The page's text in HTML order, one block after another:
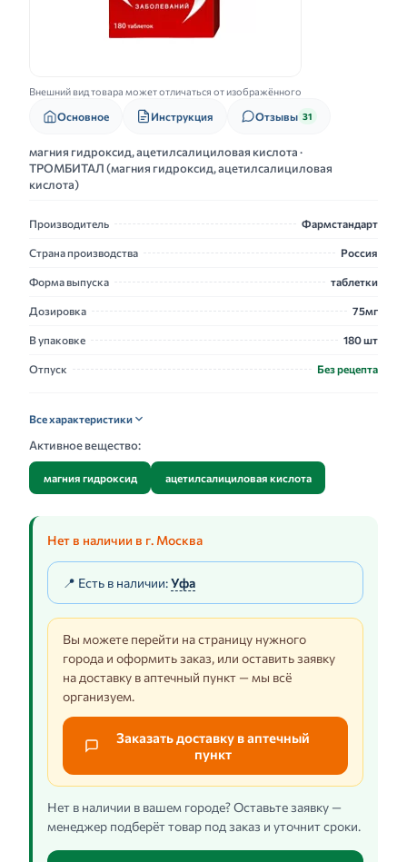
Внешний вид товара может отличаться от изображённого
Основное Инструкция Отзывы 31
магния гидроксид, ацетилсалициловая кислота ·
ТРОМБИТАЛ (магния гидроксид, ацетилсалициловая
кислота)
Производитель Фармстандарт
Страна производства Россия
Форма выпуска таблетки
Дозировка 75мг
В упаковке 180 шт
Отпуск Без рецепта
Все характеристики
Активное вещество:
магния гидроксид ацетилсалициловая кислота
Нет в наличии в г. Москва
📍 Есть в наличии:Уфа
Вы можете перейти на страницу нужного
города и оформить заказ, или оставить заявку
на доставку в аптечный пункт — мы всё
организуем.
Заказать доставку в аптечный
пункт
Нет в наличии в вашем городе? Оставьте заявку —
менеджер подберёт товар под заказ и уточнит сроки.